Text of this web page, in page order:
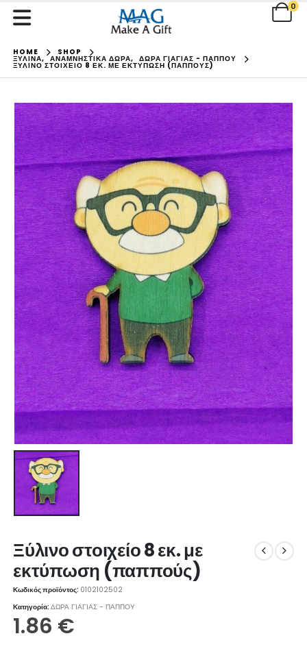
0
HOME SHOP
ΞΥΛΙΝΑ, ΑΝΑΜΝΗΣΤΙΚΑ ΔΩΡΑ, ΔΩΡΑ ΓΙΑΓΙΑΣ - ΠΑΠΠΟΥ
ΞΎΛΙΝΟ ΣΤΟΙΧΕΊΟ 8 ΕΚ. ΜΕ ΕΚΤΎΠΩΣΗ (ΠΑΠΠΟΎΣ)
Ξύλινο στοιχείο 8 εκ. με
εκτύπωση (παππούς)
Κωδικός προϊόντος: 0102102502
Κατηγορία:ΔΩΡΑ ΓΙΑΓΙΑΣ - ΠΑΠΠΟΥ
1.86 €